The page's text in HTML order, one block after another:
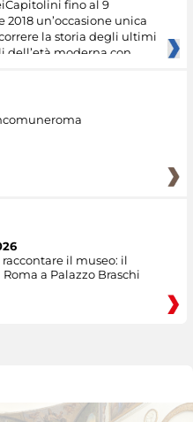
fino al 9
2018 un’occasione unica
la storia degli ultimi
dell’età moderna con
il museo: il
Roma a Palazzo Braschi